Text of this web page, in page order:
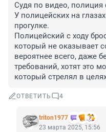
Судя по видео, полиция
У полицейских на
прогулке.
Полицейский с ходу
который не оказывает
вероятнее всего, даже
требований, хотят это
который стрелял в
ОТВЕТИТЬ 4
triton1977
23 марта 2025, 15:56